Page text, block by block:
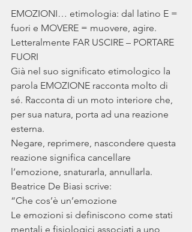
EMOZIONI… etimologia: dal latino E =
fuori e MOVERE = muovere, agire.
Letteralmente FAR USCIRE – PORTARE
FUORI
Già nel suo significato etimologico la
parola EMOZIONE racconta molto di
sé. Racconta di un moto interiore che,
per sua natura, porta ad una reazione
esterna.
Negare, reprimere, nascondere questa
reazione significa cancellare
l’emozione, snaturarla, annullarla.
Beatrice De Biasi scrive:
“Che cos’è un’emozione
Le emozioni si definiscono come stati
mentali e fisiologici associati a uno